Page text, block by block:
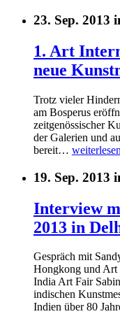
23. Sep. 2013
1. Art
neue
Trotz vieler
am Bosperus
zeitgenössischer
der Galerien und
bereit… weiterlesen
19. Sep. 2013
Interview
2013 in
Gespräch mit
Hongkong und Art
India Art Fair
indischen
Indien über 80